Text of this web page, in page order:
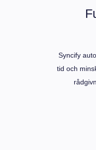
Syncify
tid och